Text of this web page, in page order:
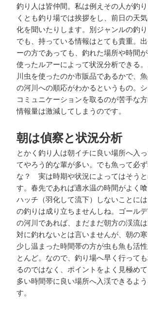
釣り人は皆仲間。私は例えその人が釣
くとも釣り場では挨拶をし、前日の天
化を聞いたりします。別ジャンルの釣
でも、持っている情報はとても貴重。
ーの方であっても、釣れた場所や時間が
使ったルアーによって状況分析できる
川虫を使ったのか市販品であるかで、
の河川への順応がわかるというもの。
コミュニケーションを取るのが苦手な
情報量は激減してしまうのです。
朝は偵察と状況分析
とかく釣り人は朝イチに良い場所へ入
てやろう的な輩が多い。でも魚って必
な？ 実は時期や状況によってはそう
す。春先であれば適水温の時間がよく
ハッチ（羽化して流下）しないことに
の釣りは成り立ちませんしね。ゴール
の河川であれば、まだまだ朝方の渓流
対に釣れないとは言いませんが、朝の
少し温まった時間帯の方が虫も魚も活
とんど。なので、釣り場へ早く行って
るのではなく、ポイントをよく見極め
多い時間帯に良い場所へ入渓できるよ
す。